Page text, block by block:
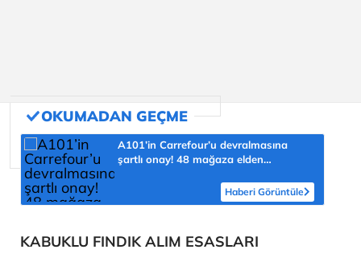
A101’in Carrefour’u devralmasına
şartlı onay! 48 mağaza elden
Haberi Görüntüle
KABUKLU FINDIK ALIM ESASLARI